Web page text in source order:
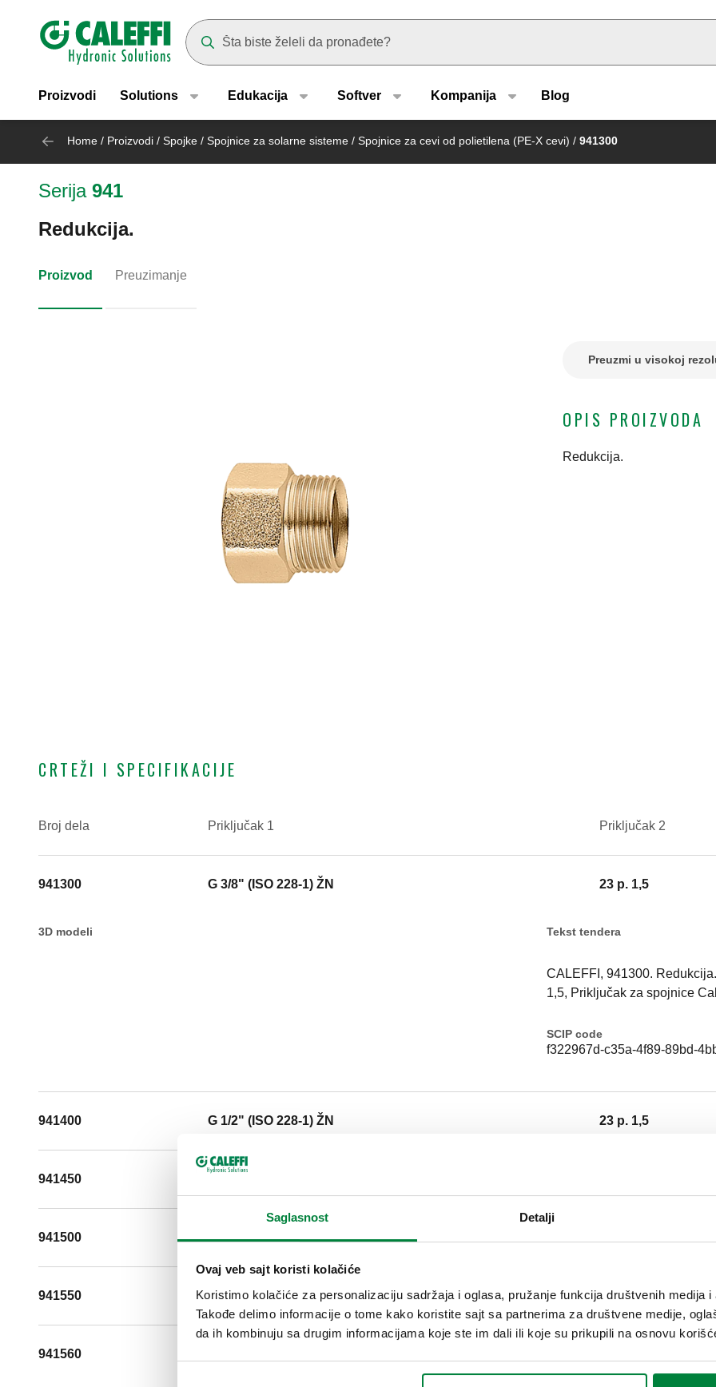
Saglasnost Detalji
Ovaj veb sajt koristi kolačiće
Koristimo kolačiće za personalizaciju sadržaja i oglasa, pružanje funkcija društvenih medija i
Takođe delimo informacije o tome kako koristite sajt sa partnerima za društvene medije,
da ih kombinuju sa drugim informacijama koje ste im dali ili koje su prikupili na osnovu
Header main navigation
Proizvodi Solutions Edukacija Softver Kompanija Blog
Home / Proizvodi / Spojke / Spojnice za solarne sisteme / Spojnice za cevi od polietilena (PE-X cevi) / 941300
Serija 941
Redukcija.
Proizvod Preuzimanje
Preuzmi u visokoj
OPIS PROIZVODA
Redukcija.
CRTEŽI I SPECIFIKACIJE
Broj dela Priključak 1
Priključak 2
941300 G 3/8" (ISO 228-1) ŽN 23 p. 1,5
3D modeli Tekst tendera
CALEFFI, 941300.
1,5, Priključak za spojnice
SCIP code
f322967d-c35a-4f89-89bd-
941400 G 1/2" (ISO 228-1) ŽN 23 p. 1,5
941450
941500 G 3/4" (ISO 228-1) ŽN
941550 G 3/4" (ISO 228-1) ŽN G 3/4" A (ISO 228-
941560